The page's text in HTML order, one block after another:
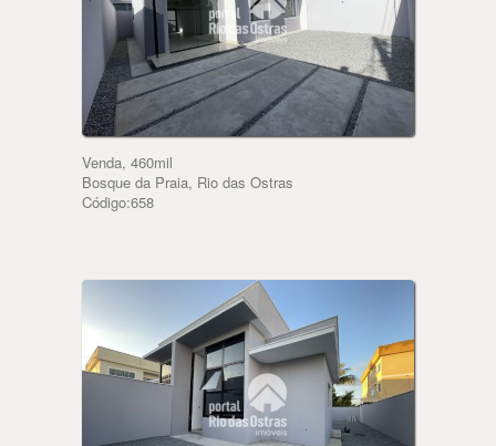
Venda, 460mil
Bosque da Praia, Rio das Ostras
Código:658